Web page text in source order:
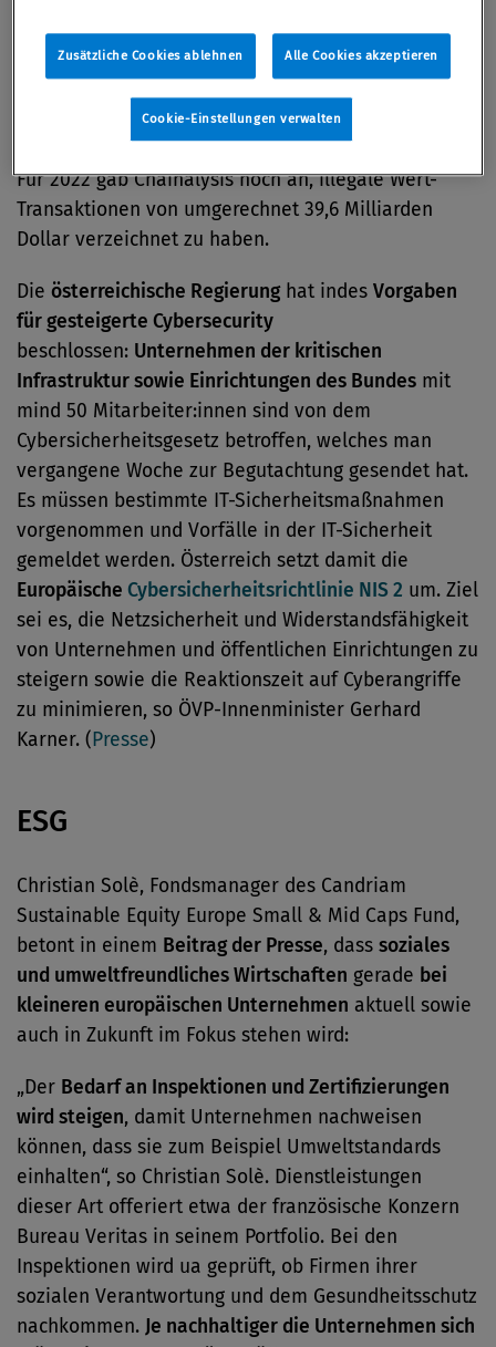
Rückgang bei sonstigen kriminellen Krypto-
Transaktionengibt: So sei im Jahr 2023 der von
deutlich nach unten gewandert und kommt
Für 2022 gab Chainalysis noch an, illegale Wert-
Transaktionen von umgerechnet 39,6 Milliarden
Dollar verzeichnet zu haben.
Die österreichische Regierunghat indes Vorgaben
für gesteigerte Cybersecurity
beschlossen: Unternehmen der kritischen
Infrastruktur sowie Einrichtungen des Bundes mit
mind 50 Mitarbeiter:innen sind von dem
Cybersicherheitsgesetz betroffen, welches man
vergangene Woche zur Begutachtung gesendet hat.
Es müssen bestimmte IT-Sicherheitsmaßnahmen
vorgenommen und Vorfälle in der IT-Sicherheit
gemeldet werden. Österreich setzt damit die
Europäische Cybersicherheitsrichtlinie NIS 2 um. Ziel
sei es, die Netzsicherheit und Widerstandsfähigkeit
von Unternehmen und öffentlichen Einrichtungen zu
steigern sowie die Reaktionszeit auf Cyberangriffe
zu minimieren, so ÖVP-Innenminister Gerhard
Karner. ( Presse)
ESG
Christian Solè, Fondsmanager des Candriam
Sustainable Equity Eu­rope Small & Mid Caps Fund,
betont in einem Beitrag der Presse, dass soziales
und umweltfreundliches Wirtschaften gerade bei
kleineren europäischen Unternehmen aktuell sowie
auch in Zukunft im Fokus stehen wird:
„Der Bedarf an Inspektionen und Zertifizierungen
wird steigen, damit Unternehmen nachweisen
können, dass sie zum Beispiel Umweltstandards
einhalten“, so Christian Solè. Dienstleistungen
dieser Art offeriert etwa der französische Konzern
Bureau Veritas in seinem Portfolio. Bei den
Inspektionen wird ua geprüft, ob Firmen ihrer
sozialen Verantwortung und dem Gesundheitsschutz
nachkommen. Je nachhaltiger die Unternehmen sich
Zusätzliche Cookies ablehnen Alle Cookies akzeptieren
Cookie-Einstellungen verwalten